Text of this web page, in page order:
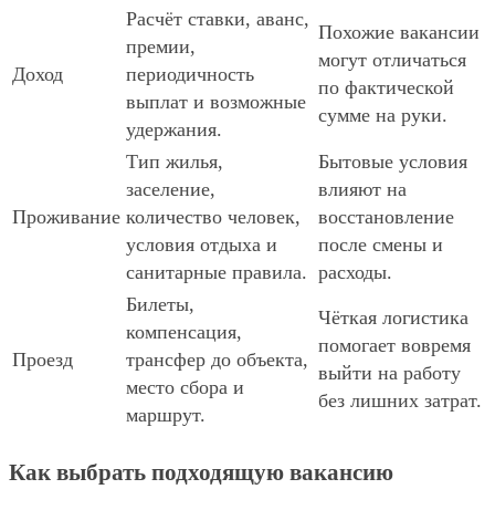
Доход
Расчёт ставки, аванс,
премии,
периодичность
выплат и возможные
удержания.
Похожие вакансии
могут отличаться
по фактической
сумме на руки.
Проживание
Тип жилья,
заселение,
количество человек,
условия отдыха и
санитарные правила.
Бытовые условия
влияют на
восстановление
после смены и
расходы.
Проезд
Билеты,
компенсация,
трансфер до объекта,
место сбора и
маршрут.
Чёткая логистика
помогает вовремя
выйти на работу
без лишних затрат.
Как выбрать подходящую вакансию